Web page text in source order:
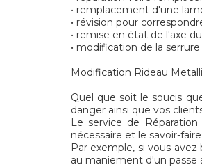
• remplacement d'une
• révision pour
• remise en état de l'axe
• modification de la
Modification Rideau
Quel que soit le soucis
danger ainsi que vos
Le service de
nécessaire et le savoir-
Par exemple, si vous
au maniement d'un passe